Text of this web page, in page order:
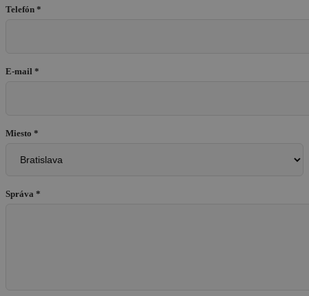
Telefón *
E-mail *
Miesto *
Správa *